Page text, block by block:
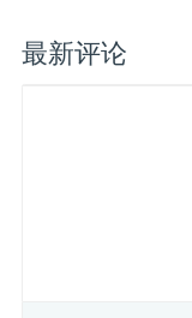
最新评论